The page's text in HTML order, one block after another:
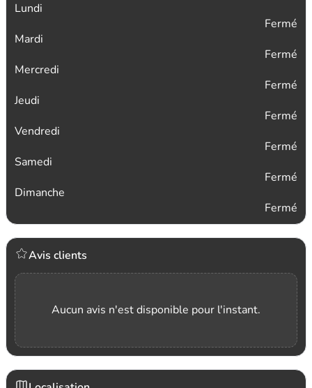
Lundi
Fermé
Mardi
Fermé
Mercredi
Fermé
Jeudi
Fermé
Vendredi
Fermé
Samedi
Fermé
Dimanche
Fermé
Avis clients
Aucun avis n'est disponible pour l'instant.